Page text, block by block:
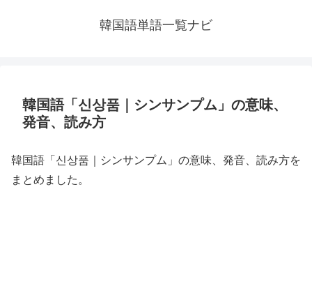
韓国語単語一覧ナビ
韓国語「신상품｜シンサンプム」の意味、
発音、読み方
韓国語「신상품｜シンサンプム」の意味、発音、読み方を
まとめました。